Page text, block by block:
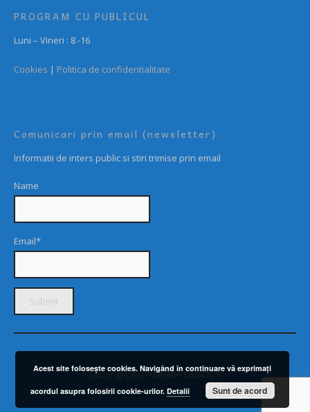
PROGRAM CU PUBLICUL
Luni – Vineri : 8 -16
Cookies | Politica de confidentialitate
Comunicari prin email (newsletter)
Informatii de inters public si stiri trimise prin email
Name
Email*
Copyright © PRIMARIA CRIȘCIOR
Acest site foloseşte cookies. Navigând în continuare vă exprimaţi
acordul asupra folosirii cookie-urilor. Detalii Sunt de acord